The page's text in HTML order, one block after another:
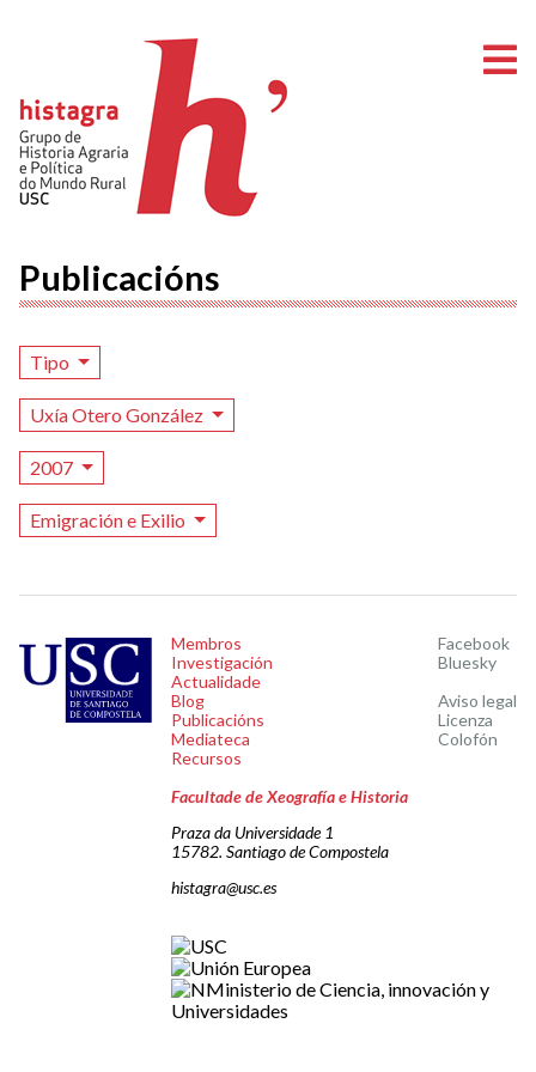
Publicacións
Tipo
Uxía Otero González
2007
Emigración e Exilio
Membros
Investigación
Actualidade
Blog
Publicacións
Mediateca
Recursos
Facebook
Bluesky
Aviso legal
Licenza
Colofón
Facultade de Xeografía e Historia
Praza da Universidade 1
15782. Santiago de Compostela
histagra@usc.es